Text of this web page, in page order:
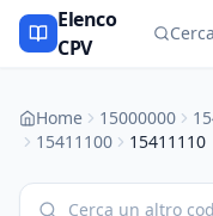
Elenco
CPV
Cerca
Home 15000000
15411100
15411110